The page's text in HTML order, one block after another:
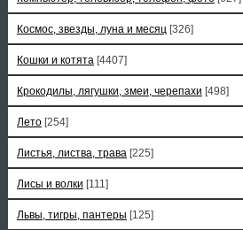
Космос, звезды, луна и месяц [326]
Кошки и котята [4407]
Крокодилы, лягушки, змеи, черепахи [498]
Лето [254]
Листья, листва, трава [225]
Лисы и волки [111]
Львы, тигры, пантеры [125]